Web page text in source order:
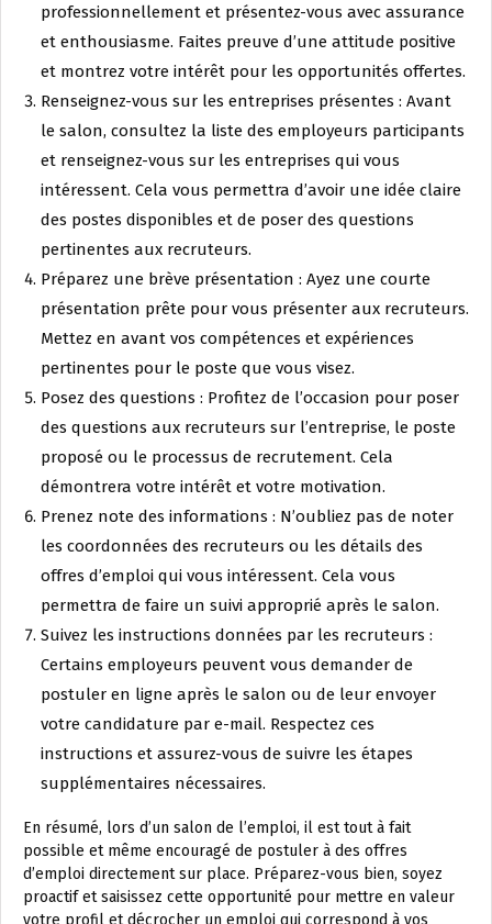
professionnellement et présentez-vous avec assurance
et enthousiasme. Faites preuve d’une attitude positive
et montrez votre intérêt pour les opportunités offertes.
Renseignez-vous sur les entreprises présentes : Avant
le salon, consultez la liste des employeurs participants
et renseignez-vous sur les entreprises qui vous
intéressent. Cela vous permettra d’avoir une idée claire
des postes disponibles et de poser des questions
pertinentes aux recruteurs.
Préparez une brève présentation : Ayez une courte
présentation prête pour vous présenter aux recruteurs.
Mettez en avant vos compétences et expériences
pertinentes pour le poste que vous visez.
Posez des questions : Profitez de l’occasion pour poser
des questions aux recruteurs sur l’entreprise, le poste
proposé ou le processus de recrutement. Cela
démontrera votre intérêt et votre motivation.
Prenez note des informations : N’oubliez pas de noter
les coordonnées des recruteurs ou les détails des
offres d’emploi qui vous intéressent. Cela vous
permettra de faire un suivi approprié après le salon.
Suivez les instructions données par les recruteurs :
Certains employeurs peuvent vous demander de
postuler en ligne après le salon ou de leur envoyer
votre candidature par e-mail. Respectez ces
instructions et assurez-vous de suivre les étapes
supplémentaires nécessaires.
En résumé, lors d’un salon de l’emploi, il est tout à fait
possible et même encouragé de postuler à des offres
d’emploi directement sur place. Préparez-vous bien, soyez
proactif et saisissez cette opportunité pour mettre en valeur
votre profil et décrocher un emploi qui correspond à vos